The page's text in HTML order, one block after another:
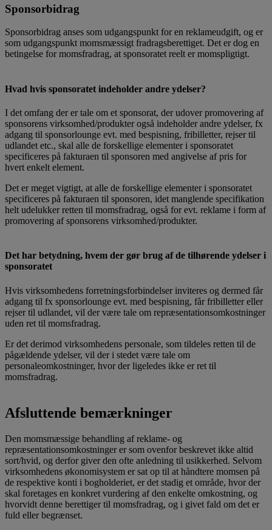
Sponsorbidrag
Sponsorbidrag anses som udgangspunkt for en reklameudgift, og er
som udgangspunkt momsmæssigt fradragsberettiget. Det er dog en
betingelse for momsfradrag, at sponsoratet reelt er momspligtigt.
Hvad hvis sponsoratet indeholder andre ydelser?
I det omfang der er tale om et sponsorat, der udover promovering af
sponsorens virksomhed/produkter også indeholder andre ydelser, fx
adgang til sponsorlounge evt. med bespisning, fribilletter, rejser til
udlandet etc., skal alle de forskellige elementer i sponsoratet
specificeres på fakturaen til sponsoren med angivelse af pris for
hvert enkelt element.
Det er meget vigtigt, at alle de forskellige elementer i sponsoratet
specificeres på fakturaen til sponsoren, idet manglende specifikation
helt udelukker retten til momsfradrag, også for evt. reklame i form af
promovering af sponsorens virksomhed/produkter.
Det har betydning, hvem der gør brug af de tilhørende ydelser i
sponsoratet
Hvis virksomhedens forretningsforbindelser inviteres og dermed får
adgang til fx sponsorlounge evt. med bespisning, får fribilletter eller
rejser til udlandet, vil der være tale om repræsentationsomkostninger
uden ret til momsfradrag.
Er det derimod virksomhedens personale, som tildeles retten til de
pågældende ydelser, vil der i stedet være tale om
personaleomkostninger, hvor der ligeledes ikke er ret til
momsfradrag.
Afsluttende bemærkninger
Den momsmæssige behandling af reklame- og
repræsentationsomkostninger er som ovenfor beskrevet ikke altid
sort/hvid, og derfor giver den ofte anledning til usikkerhed. Selvom
virksomhedens økonomisystem er sat op til at håndtere momsen på
de respektive konti i bogholderiet, er det stadig et område, hvor der
skal foretages en konkret vurdering af den enkelte omkostning, og
hvorvidt denne berettiger til momsfradrag, og i givet fald om det er
fuld eller begrænset.